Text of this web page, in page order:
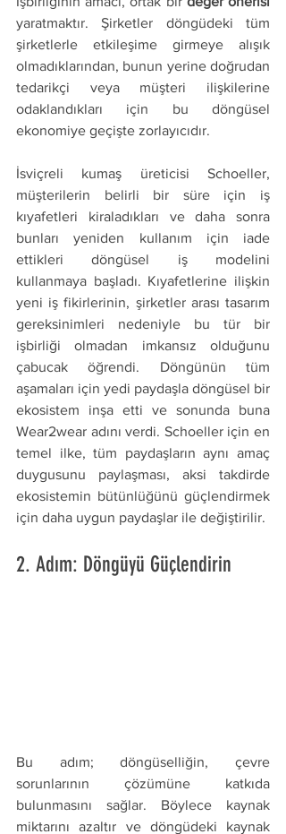
yaratmaktır. Şirketler döngüdeki tüm
şirketlerle etkileşime girmeye alışık
olmadıklarından, bunun yerine doğrudan
tedarikçi veya müşteri ilişkilerine
odaklandıkları için bu döngüsel
ekonomiye geçişte zorlayıcıdır.
İsviçreli kumaş üreticisi Schoeller,
müşterilerin belirli bir süre için iş
kıyafetleri kiraladıkları ve daha sonra
bunları yeniden kullanım için iade
ettikleri döngüsel iş modelini
kullanmaya başladı. Kıyafetlerine ilişkin
yeni iş fikirlerinin, şirketler arası tasarım
gereksinimleri nedeniyle bu tür bir
işbirliği olmadan imkansız olduğunu
çabucak öğrendi. Döngünün tüm
aşamaları için yedi paydaşla döngüsel bir
ekosistem inşa etti ve sonunda buna
Wear2wear adını verdi. Schoeller için en
temel ilke, tüm paydaşların aynı amaç
duygusunu paylaşması, aksi takdirde
ekosistemin bütünlüğünü güçlendirmek
için daha uygun paydaşlar ile değiştirilir.
2. Adım: Döngüyü Güçlendirin
Bu adım; döngüselliğin, çevre
sorunlarının çözümüne katkıda
bulunmasını sağlar. Böylece kaynak
miktarını azaltır ve döngüdeki kaynak